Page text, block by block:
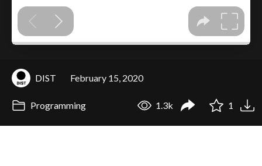
DIST February 15, 2020
Programming 1.3k 1